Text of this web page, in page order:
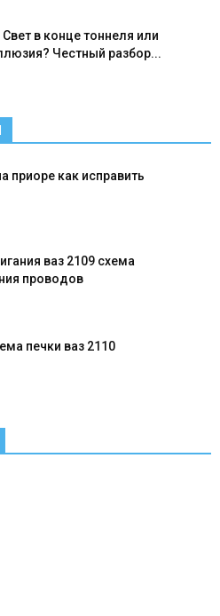
Свет в конце тоннеля или
Честный разбор...
приоре как исправить
ваз 2109 схема
проводов
печки ваз 2110